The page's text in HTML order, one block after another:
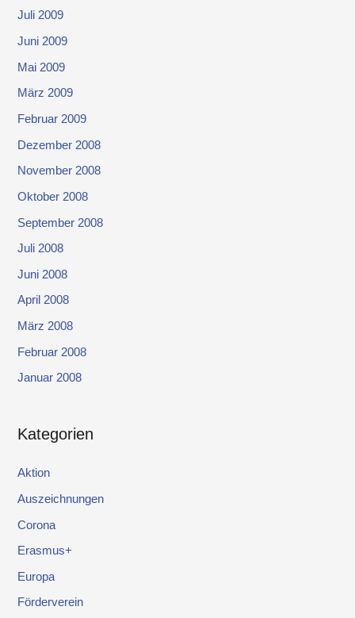
Juli 2009
Juni 2009
Mai 2009
März 2009
Februar 2009
Dezember 2008
November 2008
Oktober 2008
September 2008
Juli 2008
Juni 2008
April 2008
März 2008
Februar 2008
Januar 2008
Kategorien
Aktion
Auszeichnungen
Corona
Erasmus+
Europa
Förderverein